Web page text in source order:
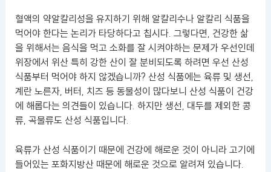
혈액의 약알칼리성을 유지하기 위해 알칼리수나 알칼리 식품을
먹어야 한다는 논리가 타당하다고 칩시다. 그렇다면, 건강한 삶
을 위해서는 음식을 먹고 소화를 잘 시켜야하는 문제가 우선인데
위장에서 위산 특히 강한 산이 잘 분비되도록 하려면 우선 산성
식품부터 먹어야 하지 않겠습니까? 산성 식품에는 육류 및 생선,
계란 노른자, 버터, 치즈 등 동물성이 많다보니 산성 식품이 건강
에 해롭다는 의견들이 있습니다. 하지만 생선, 대두를 제외한 콩
류, 곡물류도 산성 식품입니다.
육류가 산성 식품이기 때문에 건강에 해로운 것이 아니라 고기에
들어있는 포화지방산 때문에 해로운 것으로 알려져 있습니다.